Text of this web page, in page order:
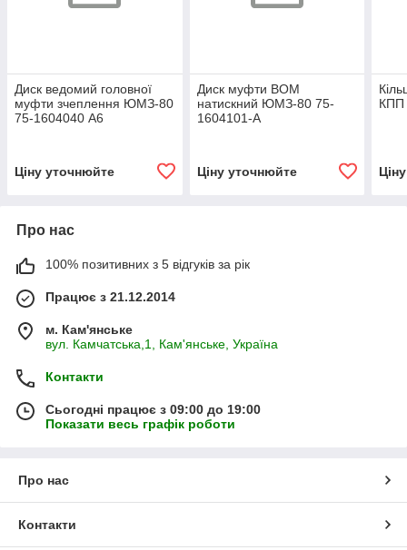
Диск ведомий головної
муфти зчеплення ЮМЗ-80
75-1604040 А6
Ціну уточнюйте
Диск муфти ВОМ
натискний ЮМЗ-80 75-
1604101-А
Ціну уточнюйте
КПП
Про нас
100% позитивних з 5 відгуків за рік
Працює з 21.12.2014
м. Кам'янське
вул. Камчатська,1, Кам'янське, Україна
Контакти
Сьогодні працює з 09:00 до 19:00
Показати весь графік роботи
Про нас
Контакти